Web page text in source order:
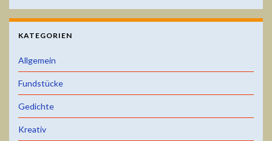
KATEGORIEN
Allgemein
Fundstücke
Gedichte
Kreativ